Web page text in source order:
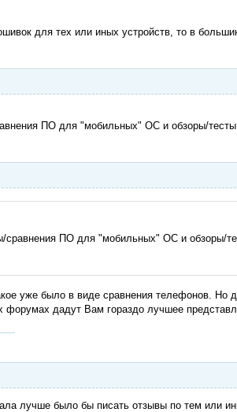
для тех или иных устройств, то в
ПО для "мобильных" ОС и обзоры/тесты
ПО для "мобильных" ОС и обзоры/
уже было в виде сравнения телефонов. Но
форумах дадут Вам гораздо лучшее
лучше было бы писать отзывы по тем или